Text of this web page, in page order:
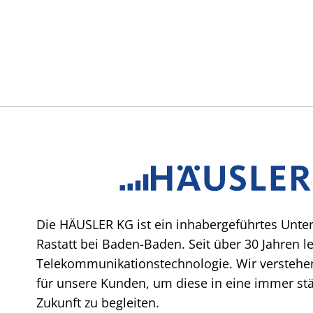
Die HÄUSLER KG ist ein inhabergeführtes
Rastatt bei Baden-Baden. Seit über 30 Jahren
Telekommunikationstechnologie. Wir
für unsere Kunden, um diese in eine immer
Zukunft zu begleiten.